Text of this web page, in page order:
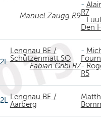
Manuel Zaugg R9
-
R7
-
Den
2L
Lengnau BE /
Schützenmatt SO
Fabian Gribi R7
-
-
R5
2L Lengnau BE /
Aarberg